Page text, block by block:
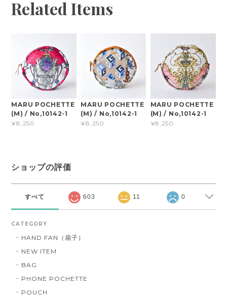
Related Items
MARU POCHETTE
(M) / No,10142-1
¥8,250
MARU POCHETTE
(M) / No,10142-1
¥8,250
MARU POCHETTE
(M) / No,10142-1
¥8,250
ショップの評価
すべて 603 11 0
CATEGORY
HAND FAN（扇子）
NEW ITEM
BAG
PHONE POCHETTE
POUCH